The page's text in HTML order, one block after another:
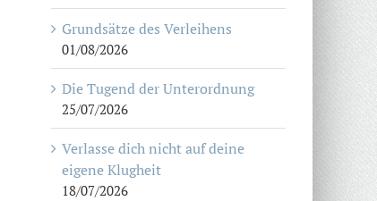
Grundsätze des Verleihens
01/08/2026
Die Tugend der Unterordnung
25/07/2026
Verlasse dich nicht auf deine
eigene Klugheit
18/07/2026